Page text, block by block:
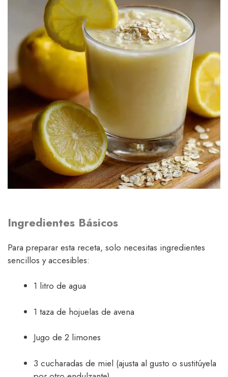
Ingredientes Básicos
Para preparar esta receta, solo necesitas ingredientes
sencillos y accesibles:
1 litro de agua
1 taza de hojuelas de avena
Jugo de 2 limones
3 cucharadas de miel (ajusta al gusto o sustitúyela